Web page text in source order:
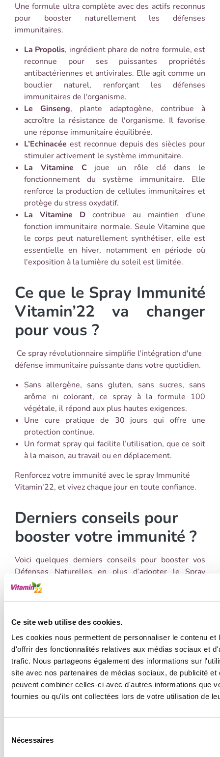
Ce site web utilise des cookies.
Les cookies nous permettent de personnaliser le contenu et
d'offrir des fonctionnalités relatives aux médias sociaux et
trafic. Nous partageons également des informations sur
site avec nos partenaires de médias sociaux, de publicité et
peuvent combiner celles-ci avec d'autres informations que
fournies ou qu'ils ont collectées lors de votre utilisation de
Nécessaires
Une formule ultra complète avec des actifs reconnus
pour booster naturellement les défenses
immunitaires.
La Propolis, ingrédient phare de notre formule, est
reconnue pour ses puissantes propriétés
antibactériennes et antivirales. Elle agit comme un
bouclier naturel, renforçant les défenses
immunitaires de l'organisme.
Le Ginseng, plante adaptogène, contribue à
accroître la résistance de l'organisme. Il favorise
une réponse immunitaire équilibrée.
L’Echinacée est reconnue depuis des siècles pour
stimuler activement le système immunitaire.
La Vitamine Cjoue un rôle clé dans le
fonctionnement du système immunitaire. Elle
renforce la production de cellules immunitaires et
protège du stress oxydatif.
La Vitamine D contribue au maintien d’une
fonction immunitaire normale. Seule Vitamine que
le corps peut naturellement synthétiser, elle est
essentielle en hiver, notamment en période où
l'exposition à la lumière du soleil est limitée.
Ce que le Spray Immunité
Vitamin’22 va changer
pour vous ?
Ce spray révolutionnaire simplifie l'intégration d'une
défense immunitaire puissante dans votre quotidien.
Sans allergène, sans gluten, sans sucres, sans
arôme ni colorant, ce spray à la formule 100
végétale, il répond aux plus hautes exigences.
Une cure pratique de 30 jours qui offre une
protection continue.
Un format spray qui facilite l’utilisation, que ce soit
à la maison, au travail ou en déplacement.
Renforcez votre immunité avec le spray Immunité
Vitamin'22, et vivez chaque jour en toute confiance.
Derniers conseils pour
booster votre immunité ?
Voici quelques derniers conseils pour booster vos
Défenses Naturelles en plus d’adopter le Spray
Immunité Vitamin’22.
Adoptez une Alimentation Équilibrée: Une
entiers et sources de protéines maigres fournit
les nutriments essentiels pour soutenir le
système immunitaire.
Restez Hydraté: L'eau est vitale pour toutes les
fonctions corporelles, y compris le bon
fonctionnement du système immunitaire.
Assurez vous de rester bien hydraté tout au long
pense moins à boire.
L'exercice modéré renforce le système